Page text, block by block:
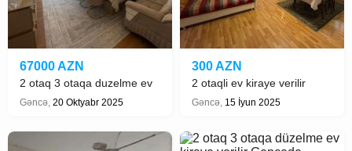
67000 AZN
2 otaq 3 otaqa duzelme ev
satilir
Gəncə, 20 Oktyabr 2025
300 AZN
2 otaqli ev kiraye verilir
Gəncə, 15 İyun 2025